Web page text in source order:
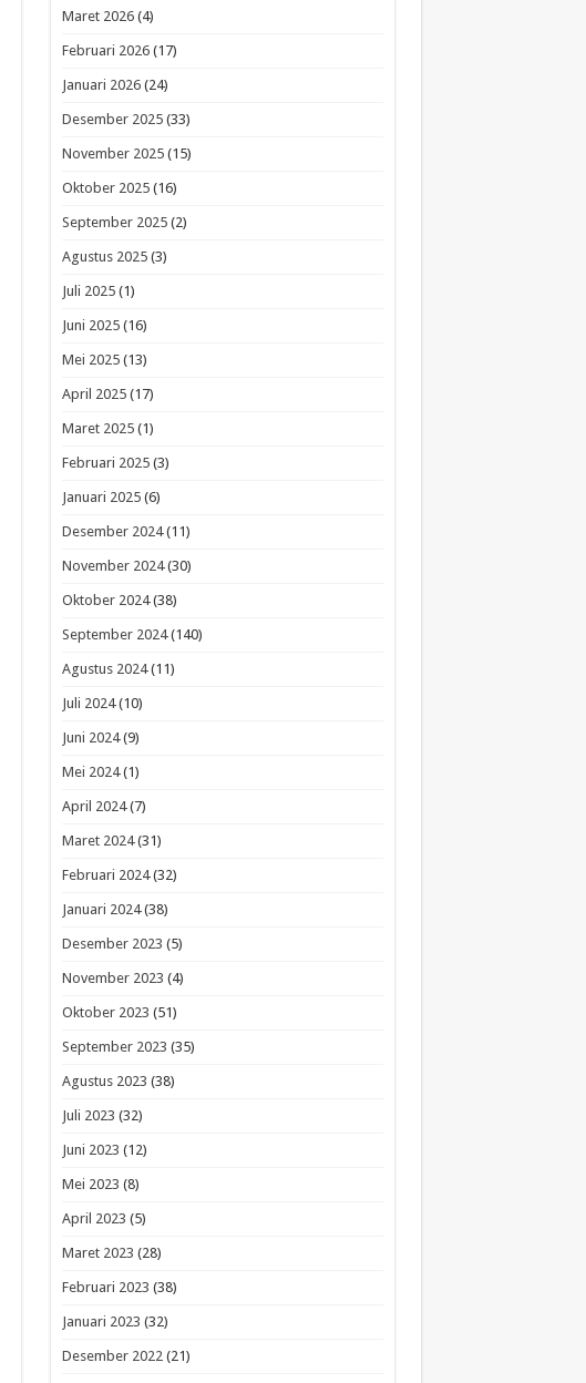
Maret 2026(4)
Februari 2026(17)
Januari 2026(24)
Desember 2025(33)
November 2025(15)
Oktober 2025(16)
September 2025(2)
Agustus 2025(3)
Juli 2025(1)
Juni 2025(16)
Mei 2025(13)
April 2025(17)
Maret 2025(1)
Februari 2025(3)
Januari 2025(6)
Desember 2024(11)
November 2024(30)
Oktober 2024(38)
September 2024(140)
Agustus 2024(11)
Juli 2024(10)
Juni 2024(9)
Mei 2024(1)
April 2024(7)
Maret 2024(31)
Februari 2024(32)
Januari 2024(38)
Desember 2023 (5)
November 2023 (4)
Oktober 2023 (51)
September 2023 (35)
Agustus 2023 (38)
Juli 2023 (32)
Juni 2023 (12)
Mei 2023 (8)
April 2023 (5)
Maret 2023 (28)
Februari 2023 (38)
Januari 2023 (32)
Desember 2022(21)